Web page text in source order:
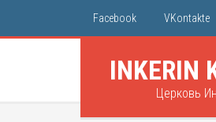
Facebook VKontakte
INKERIN
Церковь